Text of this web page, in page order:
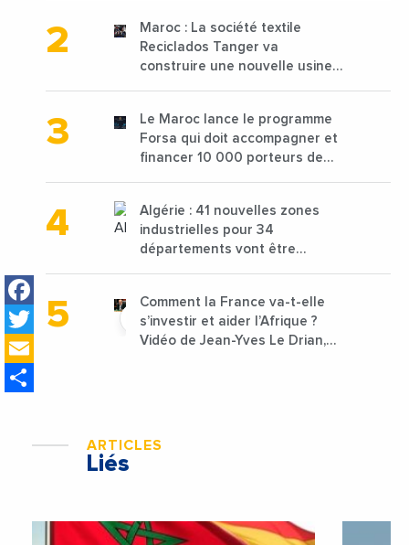
Facebook
Twitter
Maroc : La société textile
Reciclados Tanger va
construire une nouvelle usine
Le Maroc lance le programme
Forsa qui doit accompagner et
financer 10 000 porteurs de
Algérie : 41 nouvelles zones
industrielles pour 34
départements vont être
Comment la France va-t-elle
s’investir et aider l’Afrique ?
Vidéo de Jean-Yves Le Drian,
ARTICLES
Liés